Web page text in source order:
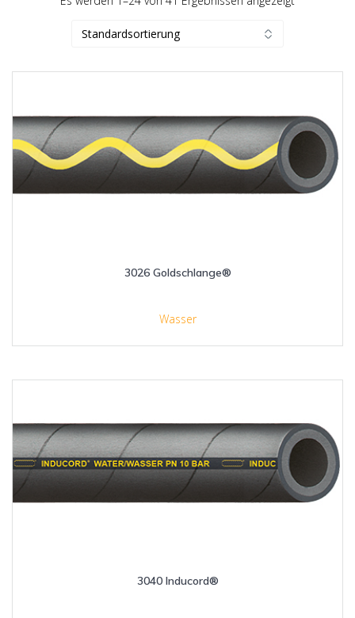
3026 Goldschlange®
Wasser
3040 Inducord®